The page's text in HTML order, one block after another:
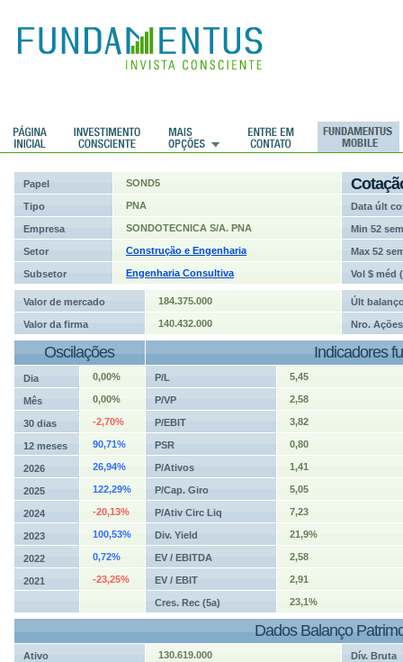
Papel SOND5
Tipo PNA Data últ
Empresa SONDOTECNICA S/A. PNA Min 52 sem
Setor Construção e Engenharia Max 52
Subsetor Engenharia Consultiva Vol $ méd
Valor de mercado 184.375.000 Últ
Valor da firma 140.432.000 Nro. Ações
Oscilações Indicadores
Dia 0,00% P/L 5,45
Mês 0,00% P/VP 2,58
30 dias -2,70% P/EBIT 3,82
12 meses 90,71% PSR 0,80
2026 26,94% P/Ativos 1,41
2025 122,29% P/Cap. Giro 5,05
2024 -20,13% P/Ativ Circ Liq 7,23
2023 100,53% Div. Yield 21,9%
2022 0,72% EV / EBITDA 2,58
2021 -23,25% EV / EBIT 2,91
Cres. Rec (5a) 23,1%
Dados Balanço
Ativo 130.619.000 Dív. Bruta